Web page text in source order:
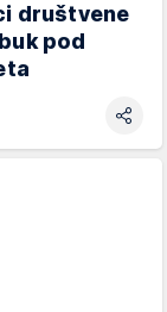
društvene
pod